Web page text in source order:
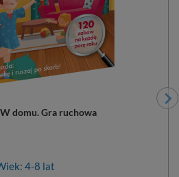
domu. Gra ruchowa
4-8 lat